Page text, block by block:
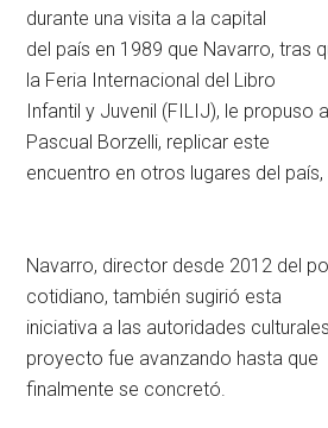
durante una visita a la capital
del país en 1989 que Navarro, tras
la Feria Internacional del Libro
Infantil y Juvenil (FILIJ), le propuso
Pascual Borzelli, replicar este
encuentro en otros lugares del
Navarro, director desde 2012 del
cotidiano, también sugirió esta
iniciativa a las autoridades
proyecto fue avanzando hasta que
finalmente se concretó.